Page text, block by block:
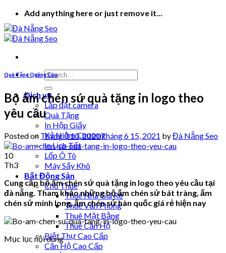
Skip
to
content
Add anything here or just remove it...
Dịch vụ
Lắp đặt camera
Quà Tặng
In Hộp Giấy
Kỷ Niệm Chương
In Lịch Tết
Lốp Ô Tô
Máy Sấy Khô
Bất Động Sản
Cho Thuê
Thuê Nhà Giá Rẻ
Thuê Văn Phòng
Thuê Mặt Bằng
Thuê Căn Hộ
Biệt Thự Cao Cấp
Căn Hộ Cao Cấp
Quà Tặng Quảng Cáo
Bộ ấm chén sứ quà tặng in logo theo
yêu cầu
Posted on Tháng 3 10, 2020Tháng 6 15, 2021 byĐà Nẵng Seo
10
Th3
Cung cấp bộ ấm chén sứ quà tặng in logo theo yêu cầu tại
đà nẵng. Tham khảo những bộ ấm chén sứ bát tràng, ấm
chén sứ minh long, ấm chén sứ hàn quốc giá rẻ hiện nay
Mục lục nội dung